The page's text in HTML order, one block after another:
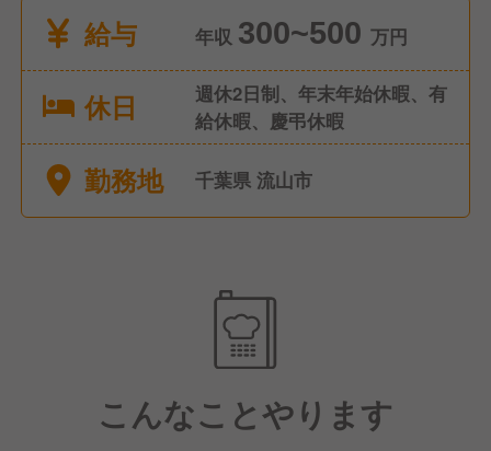
給与
年収 300~500 万円
休日
週休2日制、年末年始休暇、有
給休暇、慶弔休暇
勤務地 千葉県 流山市
こんなことやります